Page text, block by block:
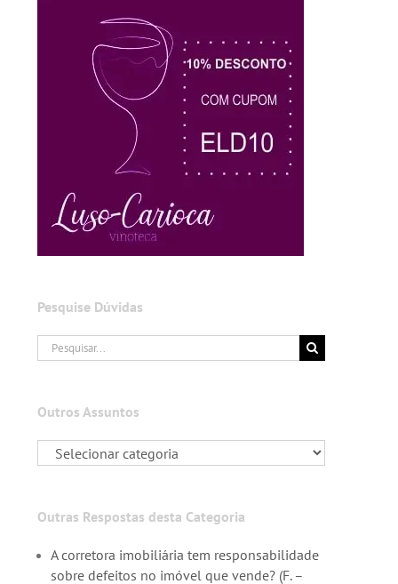
Pesquise Dúvidas
Buscar
resultados
Outros Assuntos
Outras Respostas desta Categoria
A corretora imobiliária tem responsabilidade
sobre defeitos no imóvel que vende? (F. –